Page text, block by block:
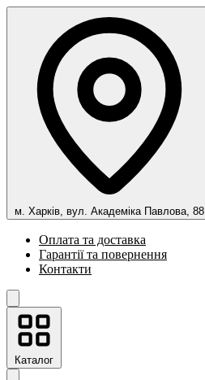
м. Харків, вул. Академіка Павлова, 88
Оплата та доставка
Гарантії та повернення
Контакти
Каталог